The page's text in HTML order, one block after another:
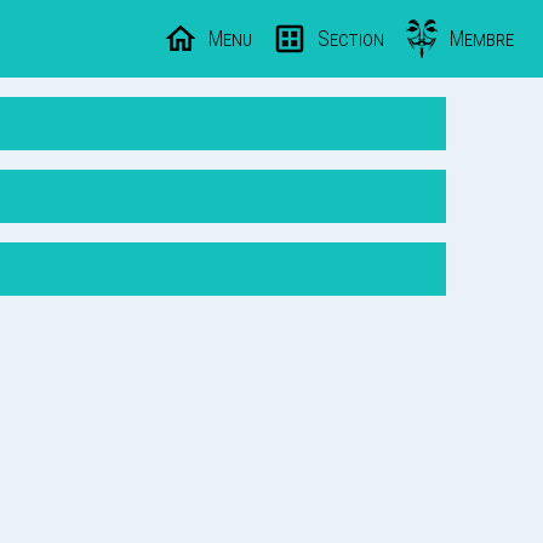
Menu Section Membre